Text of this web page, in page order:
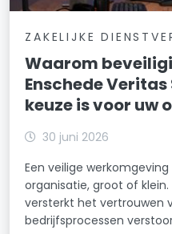
ZAKELIJKE
Waarom
Enschede
keuze is voor uw
30 juni 2026
Een veilige
organisatie, groot of
versterkt het vertrouwen
bedrijfsprocessen